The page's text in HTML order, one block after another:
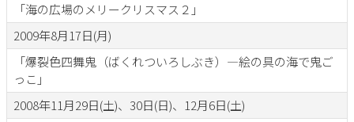
「海の広場のメリークリスマス２」
2009年8月17日(月)
「爆裂色四舞鬼（ばくれついろしぶき）―絵の具の海で鬼ご
っこ」
2008年11月29日(土)、30日(日)、12月6日(土)